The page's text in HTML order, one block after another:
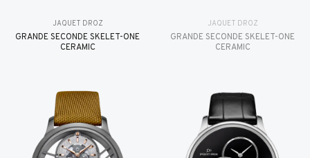
JAQUET DROZ
GRANDE SECONDE SKELET-ONE
CERAMIC
JAQUET DROZ
GRANDE SECONDE SKELET-ONE
CERAMIC